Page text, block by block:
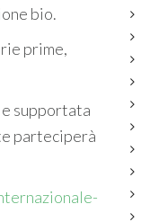
bio.
prime,
supportata
parteciperà